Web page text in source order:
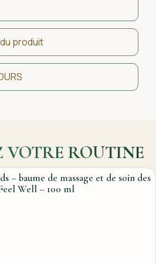
produit
VOTRE ROUTINE
– baume de massage et de soin des
Well – 100 ml